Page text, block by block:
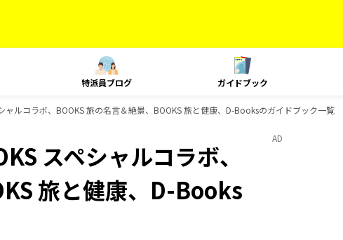
特派員ブログ ガイドブック
ャルコラボ、BOOKS 旅の名言＆絶景、BOOKS 旅と健康、D-Booksのガイドブック一覧
スペシャルコラボ、
旅と健康、D-Books
AD